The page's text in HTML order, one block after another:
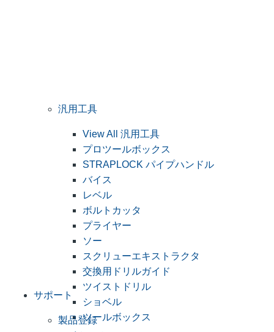
汎用工具
View All 汎用工具
プロツールボックス
STRAPLOCK パイプハンドル
バイス
レベル
ボルトカッタ
プライヤー
ソー
スクリューエキストラクタ
交換用ドリルガイド
ツイストドリル
ショベル
ツールボックス
サポート
製品登録